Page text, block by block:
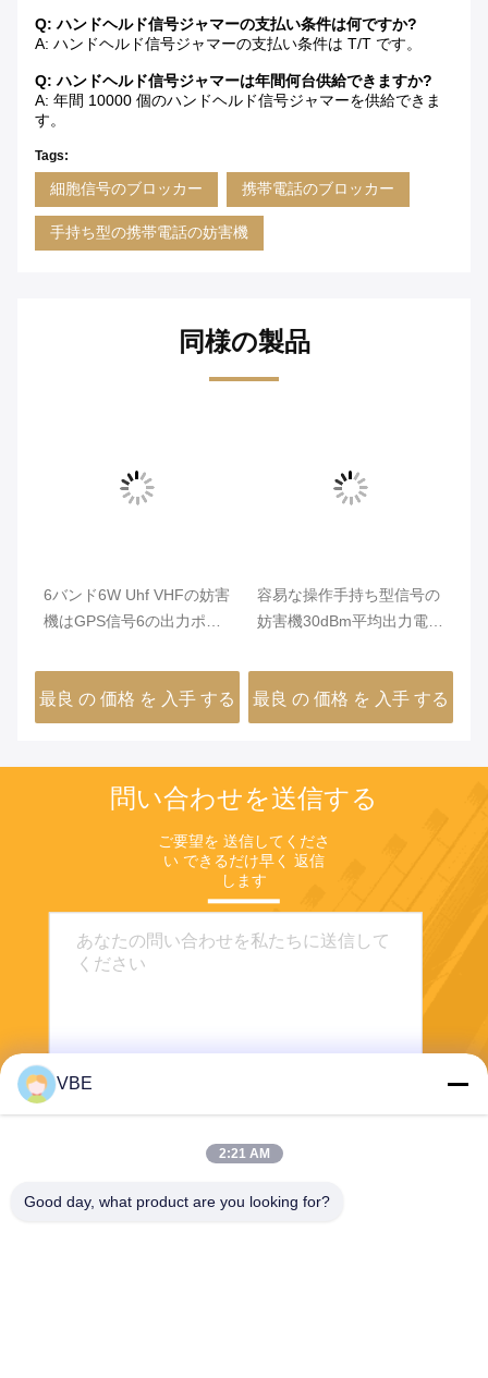
Q: ハンドヘルド信号ジャマーの支払い条件は何ですか?
A: ハンドヘルド信号ジャマーの支払い条件は T/T です。
Q: ハンドヘルド信号ジャマーは年間何台供給できますか?
A: 年間 10000 個のハンドヘルド信号ジャマーを供給できま
す。
Tags:
細胞信号のブロッカー 携帯電話のブロッカー
手持ち型の携帯電話の妨害機
同様の製品
6バンド6W Uhf VHFの妨害
機はGPS信号6の出力ポー
最良 の 価格 を 入手 する
容易な操作手持ち型信号の
妨害機30dBm平均出力電力
最良 の 価格 を 入手 する
問い合わせを送信する
ご要望を 送信してくださ
い できるだけ早く 返信
します
VBE
2:21 AM
Good day, what product are you looking for?